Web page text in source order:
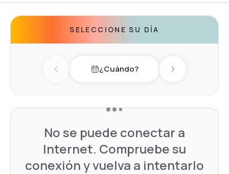
SELECCIONE SU DÍA
Previous day¿Cuándo? Next day
No se puede conectar a
Internet. Compruebe su
conexión y vuelva a intentarlo